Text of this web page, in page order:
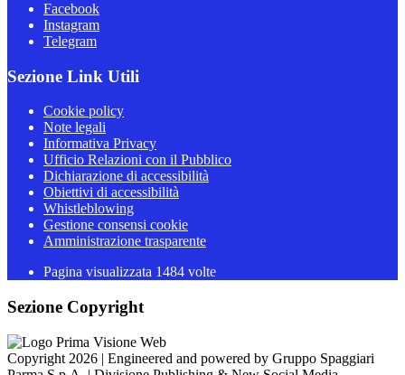
Facebook
Instagram
Telegram
Sezione Link Utili
Cookie policy
Note legali
Informativa Privacy
Ufficio Relazioni con il Pubblico
Dichiarazione di accessibilità
Obiettivi di accessibilità
Whistleblowing
Gestione consensi cookie
Amministrazione trasparente
Pagina visualizzata 1484 volte
Sezione Copyright
Copyright 2026 | Engineered and powered by Gruppo Spaggiari